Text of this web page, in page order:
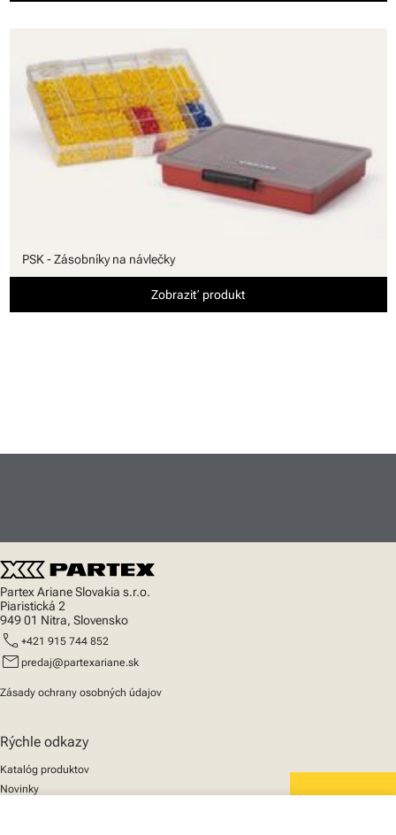
PSK - Zásobníky na návlečky
Zobraziť produkt
Partex Ariane Slovakia s.r.o.
Piaristická 2
949 01 Nitra, Slovensko
call +421 915 744 852
mail predaj@partexariane.sk
Zásady ochrany osobných údajov
Rýchle odkazy
Katalóg produktov
Novinky